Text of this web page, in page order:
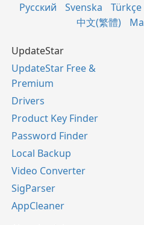
Русский
Svenska Türkçe
中文(繁體)
UpdateStar
UpdateStar Free &
Premium
Drivers
Product Key Finder
Password Finder
Local Backup
Video Converter
SigParser
AppCleaner